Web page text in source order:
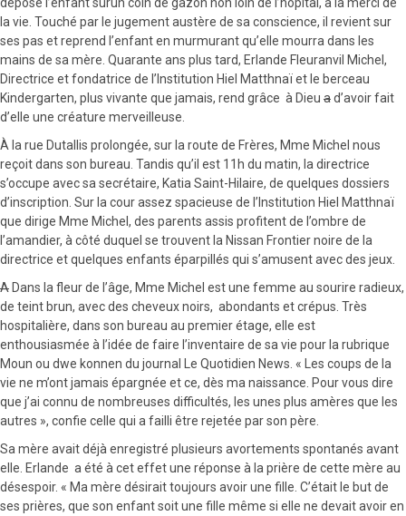
la vie. Touché par le jugement austère de sa conscience, il revient sur
ses pas et reprend l’enfant en murmurant qu’elle mourra dans les
mains de sa mère. Quarante ans plus tard, Erlande Fleuranvil Michel,
Directrice et fondatrice de l’Institution Hiel Matthnaï et le berceau
Kindergarten, plus vivante que jamais, rend grâce à Dieu ad’avoir fait
d’elle une créature merveilleuse.
À la rue Dutallis prolongée, sur la route de Frères, Mme Michel nous
reçoit dans son bureau. Tandis qu’il est 11h du matin, la directrice
s’occupe avec sa secrétaire, Katia Saint-Hilaire, de quelques dossiers
d’inscription. Sur la cour assez spacieuse de l’Institution Hiel Matthnaï
que dirige Mme Michel, des parents assis profitent de l’ombre de
l’amandier, à côté duquel se trouvent la Nissan Frontier noire de la
directrice et quelques enfants éparpillés qui s’amusent avec des jeux.
A Dans la fleur de l’âge, Mme Michel est une femme au sourire radieux,
de teint brun, avec des cheveux noirs, abondants et crépus. Très
hospitalière, dans son bureau au premier étage, elle est
enthousiasmée à l’idée de faire l’inventaire de sa vie pour la rubrique
Moun ou dwe konnen du journal Le Quotidien News. « Les coups de la
vie ne m’ont jamais épargnée et ce, dès ma naissance. Pour vous dire
que j’ai connu de nombreuses difficultés, les unes plus amères que les
autres », confie celle qui a failli être rejetée par son père.
Sa mère avait déjà enregistré plusieurs avortements spontanés avant
elle. Erlande a été à cet effet une réponse à la prière de cette mère au
désespoir. « Ma mère désirait toujours avoir une fille. C’était le but de
ses prières, que son enfant soit une fille même si elle ne devait avoir en